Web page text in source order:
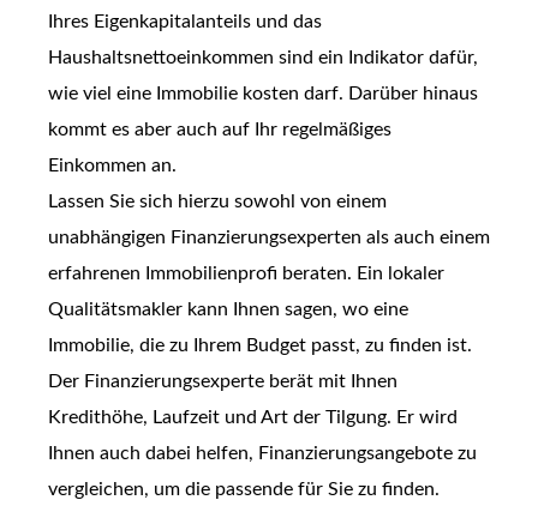
Ihres Eigenkapitalanteils und das
Haushaltsnettoeinkommen sind ein Indikator dafür,
wie viel eine Immobilie kosten darf. Darüber hinaus
kommt es aber auch auf Ihr regelmäßiges
Einkommen an.
Lassen Sie sich hierzu sowohl von einem
unabhängigen Finanzierungsexperten als auch einem
erfahrenen Immobilienprofi beraten. Ein lokaler
Qualitätsmakler kann Ihnen sagen, wo eine
Immobilie, die zu Ihrem Budget passt, zu finden ist.
Der Finanzierungsexperte berät mit Ihnen
Kredithöhe, Laufzeit und Art der Tilgung. Er wird
Ihnen auch dabei helfen, Finanzierungsangebote zu
vergleichen, um die passende für Sie zu finden.